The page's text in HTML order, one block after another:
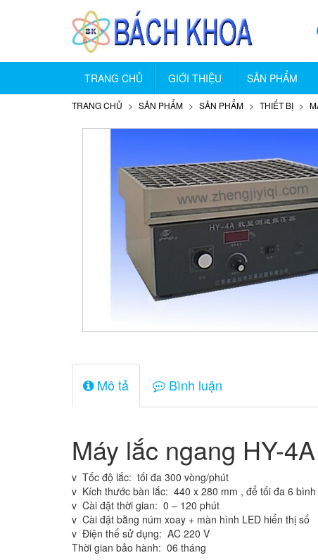
TRANG CHỦ GIỚI THIỆU SẢN PHẨM
TRANG CHỦ SẢN PHẨM SẢN PHẨM THIẾT BỊ
Mô tả Bình luận
Máy lắc ngang HY-
v Tốc độ lắc: tối đa 300 vòng/phút
v Kích thước bàn lắc: 440 x 280 mm , để tối đa 6 bình
v Cài đặt thời gian: 0 – 120 phút
v Cài đặt bằng núm xoay + màn hình LED hiển thị số
v Điện thế sử dụng: AC 220 V
Thời gian bảo hành: 06 tháng